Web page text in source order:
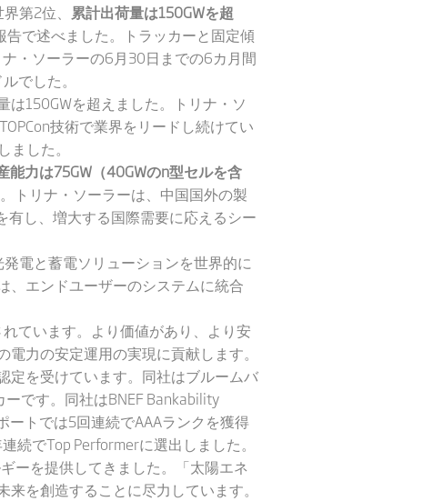
第2位、 累計出荷量は150GWを超
で述べました。トラッカーと固定傾
・ソーラーの6月30日までの6カ月間
でした。
150GWを超えました。トリナ・ソ
技術で業界をリードし続けてい
した。
能力は75GW（40GWのn型セルを含
トリナ・ソーラーは、中国国外の製
し、増大する国際需要に応えるシー
電と蓄電ソリューションを世界的に
、エンドユーザーのシステムに統合
ています。より価値があり、より安
力の安定運用の実現に貢献します。
定を受けています。同社はブルームバ
です。同社はBNEF Bankability
ートでは5回連続でAAAランクを獲得
続でTop Performerに選出しました。
ーを提供してきました。「太陽エネ
を創造することに尽力しています。